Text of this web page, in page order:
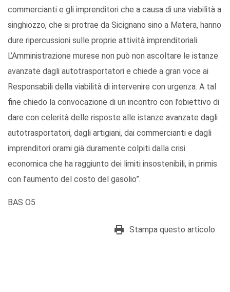
commercianti e gli imprenditori che a causa di una viabilità a
singhiozzo, che si protrae da Sicignano sino a Matera, hanno
dure ripercussioni sulle proprie attività imprenditoriali.
L’Amministrazione murese non può non ascoltare le istanze
avanzate dagli autotrasportatori e chiede a gran voce ai
Responsabili della viabilità di intervenire con urgenza. A tal
fine chiedo la convocazione di un incontro con l’obiettivo di
dare con celerità delle risposte alle istanze avanzate dagli
autotrasportatori, dagli artigiani, dai commercianti e dagli
imprenditori orami già duramente colpiti dalla crisi
economica che ha raggiunto dei limiti insostenibili, in primis
con l’aumento del costo del gasolio”.
BAS O5
Stampa questo articolo